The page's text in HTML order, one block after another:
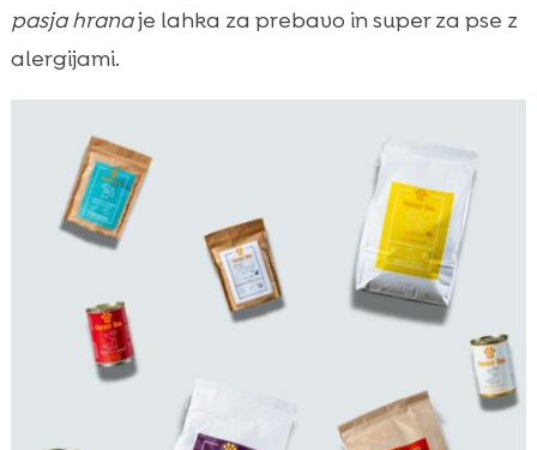
pasja hranaje lahka za prebavo in super za pse z
alergijami.